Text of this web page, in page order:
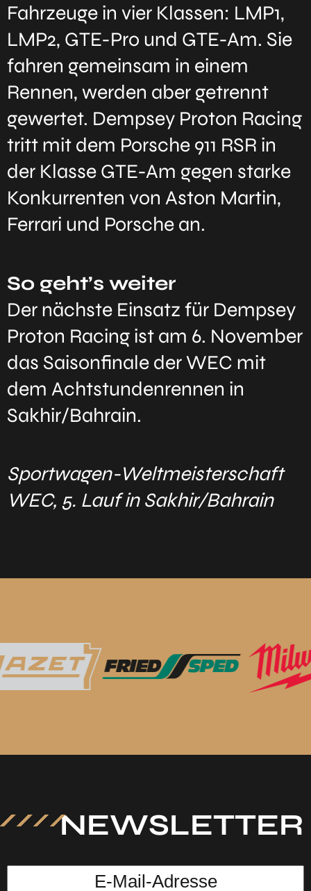
Fahrzeuge in vier Klassen: LMP1,
LMP2, GTE-Pro und GTE-Am. Sie
fahren gemeinsam in einem
Rennen, werden aber getrennt
gewertet. Dempsey Proton Racing
tritt mit dem Porsche 911 RSR in
der Klasse GTE-Am gegen starke
Konkurrenten von Aston Martin,
Ferrari und Porsche an.
So geht’s weiter
Der nächste Einsatz für Dempsey
Proton Racing ist am 6. November
das Saisonfinale der WEC mit
dem Achtstundenrennen in
Sakhir/Bahrain.
Sportwagen-Weltmeisterschaft
WEC, 5. Lauf in Sakhir/Bahrain
NEWSLETTER